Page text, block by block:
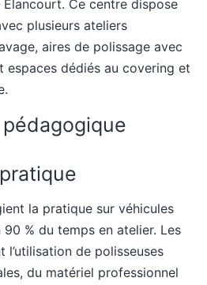
Élancourt. Ce centre dispose
plusieurs ateliers
aires de polissage avec
espaces dédiés au covering et
la pratique sur véhicules
% du temps en atelier. Les
l’utilisation de polisseuses
du matériel professionnel